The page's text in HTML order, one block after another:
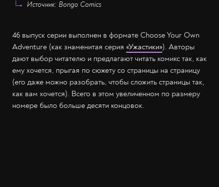
Источник: Bongo Comics
46 выпуск серии выполнен в формате Choose Your Own
Adventure (как знаменитая серия «Ужастики»). Авторы
дают выбор читателю и предлагают читать комикс так, как
ему хочется, прыгая по сюжету со страницы на страницу
(его даже можно разобрать, чтобы сложить страницы так,
как вам хочется). Всего в этом увеличенном по размеру
номере было больше десяти концовок.